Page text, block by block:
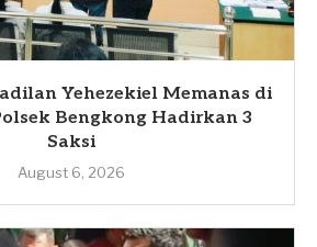
Yehezekiel Memanas di
Bengkong Hadirkan 3
Saksi
August 6, 2026